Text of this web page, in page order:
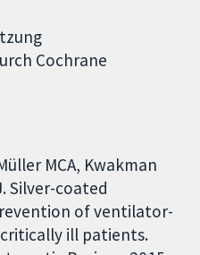
Cochrane
MCA, Kwakman
Silver-coated
of ventilator-
ill patients.